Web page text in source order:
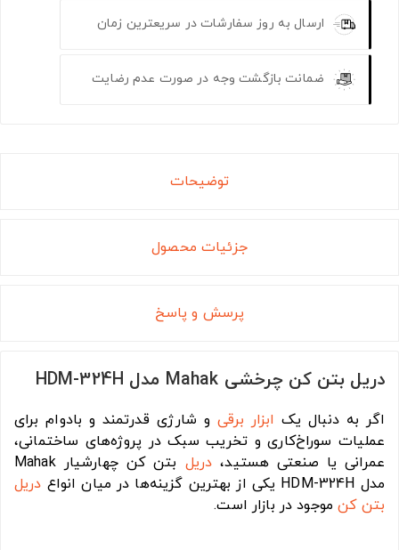
ارسال به روز سفارشات در سریعترین زمان
ضمانت بازگشت وجه در صورت عدم رضایت
توضیحات
جزئیات محصول
پرسش و پاسخ
دریل بتن کن چرخشی Mahak مدل HDM-324H
اگر به دنبال یک ابزار برقی و شارژی قدرتمند و بادوام برای
عملیات سوراخ‌کاری و تخریب سبک در پروژه‌های ساختمانی،
عمرانی یا صنعتی هستید، دریل
بتن کن چهارشیار Mahak
مدل HDM-324H یکی از بهترین گزینه‌ها در میان انواع
دریل
بتن کنموجود در بازار است.